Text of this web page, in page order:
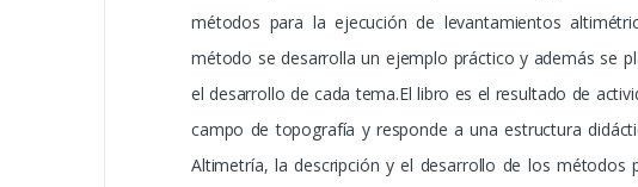
métodos para la ejecución de levantamientos
método se desarrolla un ejemplo práctico y además se
el desarrollo de cada tema.El libro es el resultado de
campo de topografía y responde a una estructura
Altimetría, la descripción y el desarrollo de los